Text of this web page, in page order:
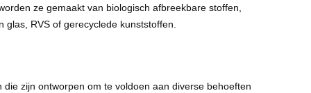
ze gemaakt van biologisch afbreekbare stoffen,
RVS of gerecyclede kunststoffen.
zijn ontworpen om te voldoen aan diverse behoeften